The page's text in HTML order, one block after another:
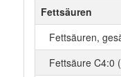
Fettsäuren
Fettsäuren,
Fettsäure C4:0